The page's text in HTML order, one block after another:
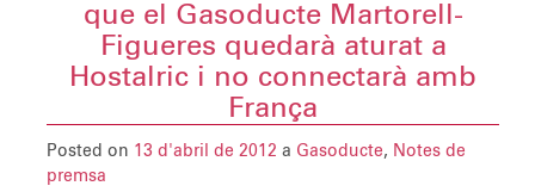
que el Gasoducte Martorell-
Figueres quedarà aturat a
Hostalric i no connectarà amb
França
Posted on 13 d'abril de 2012 a Gasoducte, Notes de
premsa